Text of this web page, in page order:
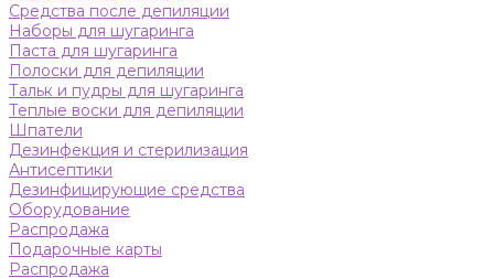
Средства после депиляции
Наборы для шугаринга
Паста для шугаринга
Полоски для депиляции
Тальк и пудры для шугаринга
Теплые воски для депиляции
Шпатели
Дезинфекция и стерилизация
Антисептики
Дезинфицирующие средства
Оборудование
Распродажа
Подарочные карты
Распродажа